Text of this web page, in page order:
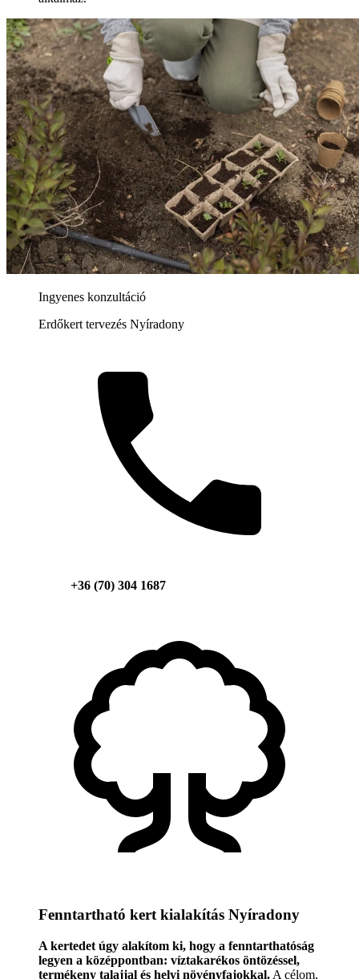
Ingyenes konzultáció
Erdőkert tervezés Nyíradony
+36 (70) 304 1687
Fenntartható kert kialakítás Nyíradony
A kertedet úgy alakítom ki, hogy a fenntarthatóság
legyen a középpontban: víztakarékos öntözéssel,
termékeny talajjal és helyi növényfajokkal. A célom,